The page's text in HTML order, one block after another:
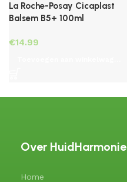
La Roche-Posay Cicaplast
Balsem B5+ 100ml
€
Over HuidHarmonie
Home